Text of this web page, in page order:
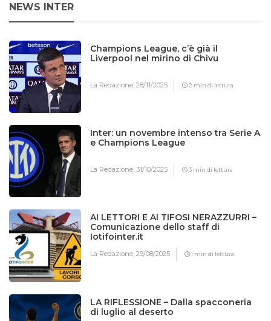
NEWS INTER
Champions League, c’è già il
Liverpool nel mirino di Chivu
La Redazione,28/11/2025 2 min di lettura
Inter: un novembre intenso tra Serie A
e Champions League
La Redazione,31/10/2025 3 min di lettura
AI LETTORI E AI TIFOSI NERAZZURRI –
Comunicazione dello staff di
Iotifointer.it
La Redazione,29/08/2025 1 min di lettura
LA RIFLESSIONE – Dalla spacconeria
di luglio al deserto